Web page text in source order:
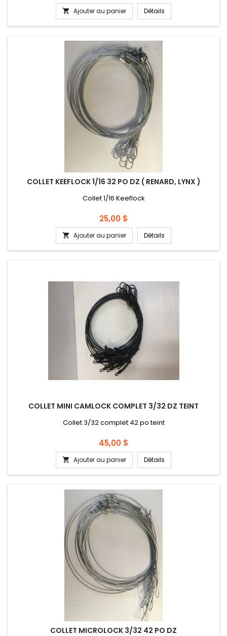
 Ajouter au panier Détails
COLLET KEEFLOCK 1/16 32 PO DZ ( RENARD, LYNX )
Collet 1/16 Keeflock
Prix
25,00 $
 Ajouter au panier Détails
COLLET MINI CAMLOCK COMPLET 3/32 DZ TEINT
Collet 3/32 complet 42 po teint
Prix
45,00 $
 Ajouter au panier Détails
COLLET MICROLOCK 3/32 42 PO DZ